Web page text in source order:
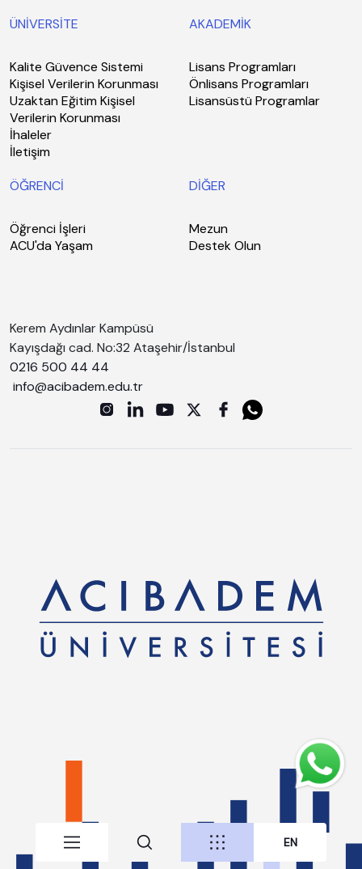
ÜNİVERSİTE
Kalite Güvence Sistemi
Kişisel Verilerin Korunması
Uzaktan Eğitim Kişisel
Verilerin Korunması
İhaleler
İletişim
AKADEMİK
Lisans Programları
Önlisans Programları
Lisansüstü Programlar
ÖĞRENCİ
Öğrenci İşleri
ACU'da Yaşam
DİĞER
Mezun
Destek Olun
Kerem Aydınlar Kampüsü
Kayışdağı cad. No:32 Ataşehir/İstanbul
0216 500 44 44
info@acibadem.edu.tr